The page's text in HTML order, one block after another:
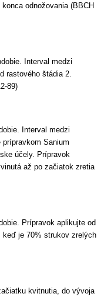
odnožovania (BBCH
Interval medzi
rastového štádia 2.
89)
Interval medzi
Sanium
účely. Prípravok
až po začiatok zretia
Prípravok aplikujte od
keď je 70% strukov zrelých
kvitnutia, do vývoja